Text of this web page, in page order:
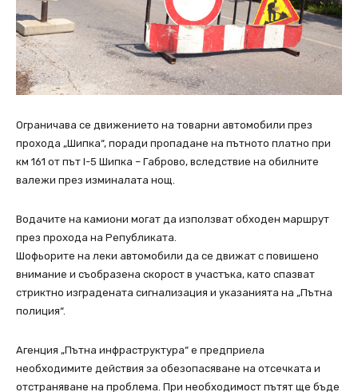
Ограничава се движението на товарни автомобили през
прохода „Шипка“, поради пропадане на пътното платно при
км 161 от път I-5 Шипка – Габрово, вследствие на обилните
валежи през изминалата нощ.
Водачите на камиони могат да използват обходен маршрут
през прохода на Републиката.
Шофьорите на леки автомобили да се движат с повишено
внимание и съобразена скорост в участъка, като спазват
стриктно изградената сигнализация и указанията на „Пътна
полиция“.
Агенция „Пътна инфраструктура“ е предприела
необходимите действия за обезопасяване на отсечката и
отстраняване на проблема. При необходимост пътят ще бъде